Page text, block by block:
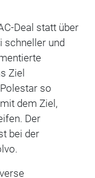
Deal statt über
schneller und
Ziel
so
dem Ziel,
Der
bei der